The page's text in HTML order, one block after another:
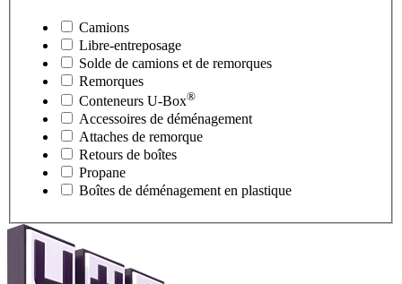
Camions
Libre-entreposage
Solde de camions et de remorques
Remorques
Conteneurs U-Box®
Accessoires de déménagement
Attaches de remorque
Retours de boîtes
Propane
Boîtes de déménagement en plastique